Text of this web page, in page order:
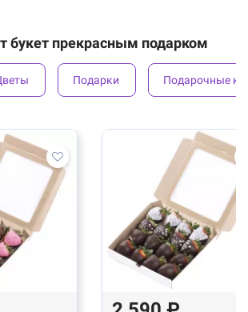
букет прекрасным подарком
Подарки Подарочные